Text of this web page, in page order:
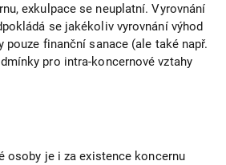
exkulpace se neuplatní. Vyrovnání
se jakékoliv vyrovnání výhod
pouze finanční sanace (ale také např.
pro intra-koncernové vztahy
osoby je i za existence koncernu